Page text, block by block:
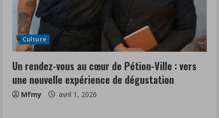
Culture
Un rendez-vous au cœur de Pétion-Ville : vers
une nouvelle expérience de dégustation
Mfmy avril 1, 2026